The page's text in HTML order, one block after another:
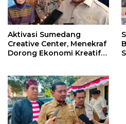
Aktivasi Sumedang
Creative Center, Menekraf
Dorong Ekonomi Kreatif